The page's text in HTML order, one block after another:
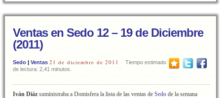
Ventas en Sedo 12 – 19 de Diciembre
(2011)
Sedo | Ventas 21 de diciembre de 2011
Tiempo estimado
de lectura: 2,41 minutos.
Iván Diáz suministraba a Domisfera la lista de las ventas de Sedo de la semana